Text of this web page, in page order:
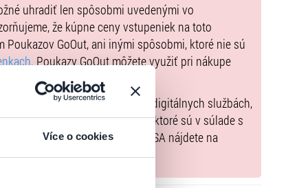
Více o cookies
a politickú situáciu na Slovensku i vo
vlnu, kedy tisíce ľudí utekalo z Európy pred
bohatstvom do Ameriky. Je teda dokonalou
podá súhrnný obraz o slávnej dobe jeho
a čas. Návštevníci, ktorí si zakúpia vstupenku
skupinám – napr. školám, zabezpečíme
vrátane vstupu pre pedagogický sprievod zadarmo.
uhradiť len spôsobmi uvedenými vo
že kúpne ceny vstupeniek na toto
GoOut, ani inými spôsobmi, ktoré nie sú
. Poukazy GoOut môžete využiť pri nákupe
nie je uvedené inak.
EÚ 2022/2065 (Akt o digitálnych službách,
, iba výrobky alebo služby, ktoré sú v súlade s
informácie a kontakty podľa DSA nájdete na